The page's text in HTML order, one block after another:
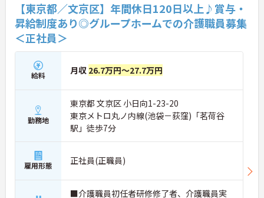
【東京都／文京区】年間休日120日以上♪賞与・
昇給制度あり◎グループホームでの介護職員募集
＜正社員＞
給料 月収 26.7万円～27.7万円
勤務地
東京都 文京区 小日向1-23-20
東京メトロ丸ノ内線(池袋－荻窪)「茗荷谷
駅」徒歩7分
雇用形態 正社員(正職員)
■介護職員初任者研修修了者、介護職員実